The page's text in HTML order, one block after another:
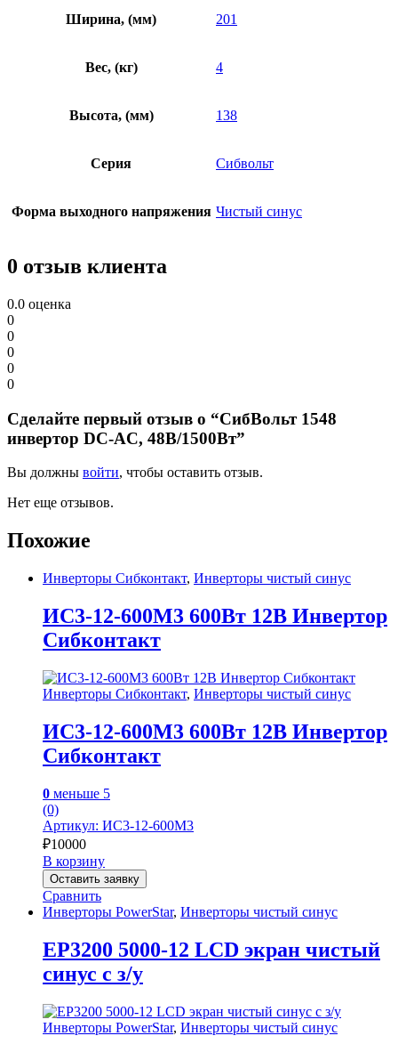
Ширина, (мм) 201
Вес, (кг) 4
Высота, (мм) 138
Серия Сибвольт
Форма выходного напряжения Чистый синус
0 отзыв клиента
0.0 оценка
0
0
0
0
0
Сделайте первый отзыв о “СибВольт 1548
инвертор DC-AC, 48В/1500Вт”
Вы должны войти, чтобы оставить отзыв.
Нет еще отзывов.
Похожие
Инверторы Сибконтакт, Инверторы чистый синус
ИС3-12-600M3 600Вт 12В Инвертор
Сибконтакт
Инверторы Сибконтакт, Инверторы чистый синус
ИС3-12-600M3 600Вт 12В Инвертор
Сибконтакт
0 меньше 5
(0)
Артикул: ИС3-12-600М3
₽10000
В корзину
Оставить заявку
Сравнить
Инверторы PowerStar, Инверторы чистый синус
EP3200 5000-12 LCD экран чистый
синус с з/у
Инверторы PowerStar, Инверторы чистый синус